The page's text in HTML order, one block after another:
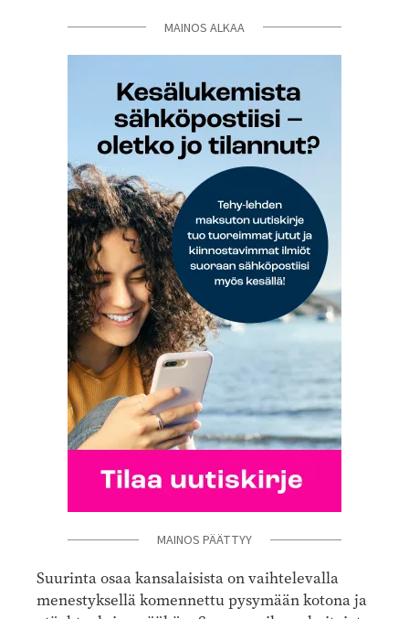
MAINOS ALKAA
MAINOS PÄÄTTYY
Suurinta osaa kansalaisista on vaihtelevalla
menestyksellä komennettu pysymään kotona ja